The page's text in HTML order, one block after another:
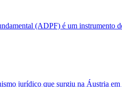
(ADPF) é um instrumento
jurídico que surgiu na Áustria